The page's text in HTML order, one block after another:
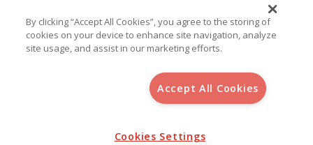
, S.L.U.(B-64405731) c/ San Norberto
Aviso Legal
Política de Cookies
By clicking “Accept All Cookies”, you agree to the storing of
cookies on your device to enhance site navigation, analyze
site usage, and assist in our marketing efforts.
Accept All Cookies
Cookies Settings